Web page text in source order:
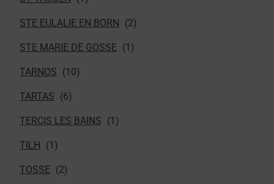
STE EULALIE EN BORN
STE MARIE DE GOSSE
TARNOS
TARTAS
TERCIS LES BAINS
TILH
TOSSE